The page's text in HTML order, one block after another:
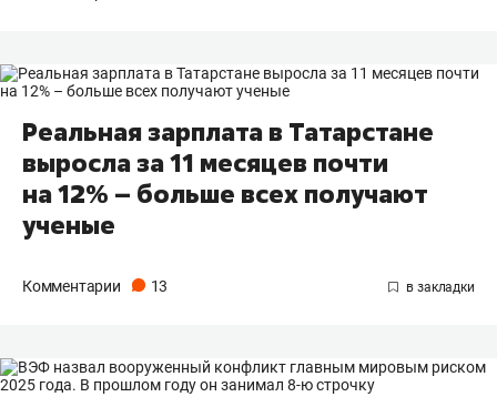
Реальная зарплата в Татарстане
выросла за 11 месяцев почти
на 12% – больше всех получают
ученые
Комментарии 13